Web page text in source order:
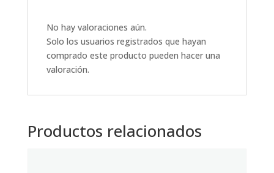
No hay valoraciones aún.
Solo los usuarios registrados que hayan
comprado este producto pueden hacer una
valoración.
Productos relacionados